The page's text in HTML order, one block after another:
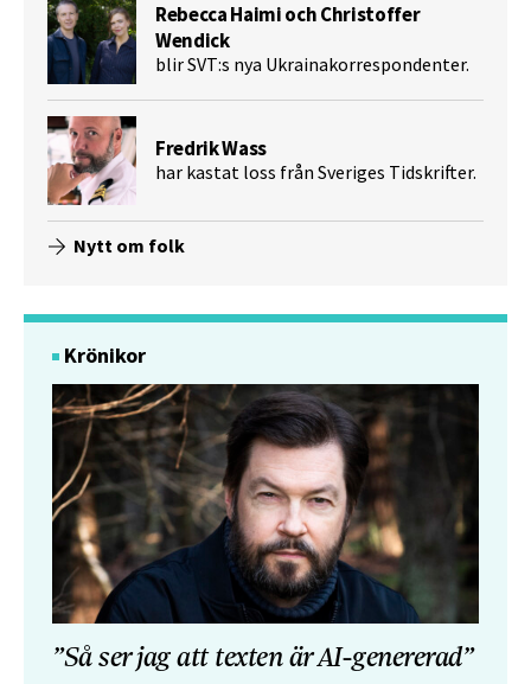
Rebecca Haimi och Christoffer
Wendick
blir SVT:s nya Ukrainakorrespondenter.
Fredrik Wass
har kastat loss från Sveriges Tidskrifter.
Nytt om folk
Krönikor
”Så ser jag att texten är AI-genererad”